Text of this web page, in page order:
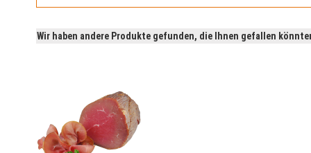
Wir haben andere Produkte gefunden, die Ihnen gefallen